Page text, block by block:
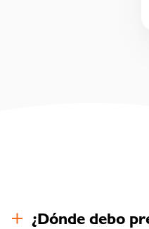
¿Dónde debo